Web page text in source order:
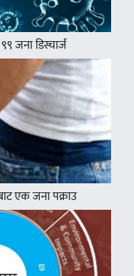
जना डिस्चार्ज
एक जना पक्राउ